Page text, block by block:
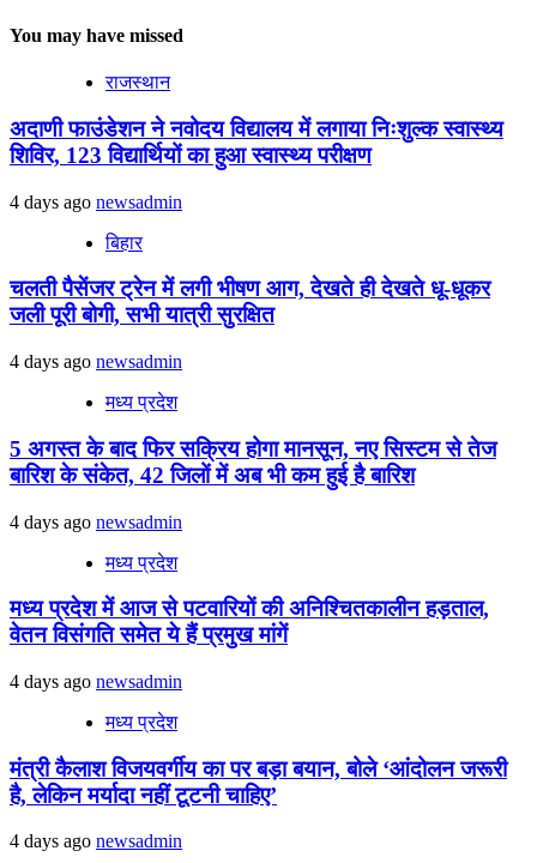
You may have missed
राजस्थान
अदाणी फाउंडेशन ने नवोदय विद्यालय में लगाया निःशुल्क स्वास्थ्य
शिविर, 123 विद्यार्थियों का हुआ स्वास्थ्य परीक्षण
4 days ago newsadmin
बिहार
चलती पैसेंजर ट्रेन में लगी भीषण आग, देखते ही देखते धू-धूकर
जली पूरी बोगी, सभी यात्री सुरक्षित
4 days ago newsadmin
मध्य प्रदेश
5 अगस्त के बाद फिर सक्रिय होगा मानसून, नए सिस्टम से तेज
बारिश के संकेत, 42 जिलों में अब भी कम हुई है बारिश
4 days ago newsadmin
मध्य प्रदेश
मध्य प्रदेश में आज से पटवारियों की अनिश्चितकालीन हड़ताल,
वेतन विसंगति समेत ये हैं प्रमुख मांगें
4 days ago newsadmin
मध्य प्रदेश
मंत्री कैलाश विजयवर्गीय का पर बड़ा बयान, बोले ‘आंदोलन जरूरी
है, लेकिन मर्यादा नहीं टूटनी चाहिए’
4 days ago newsadmin